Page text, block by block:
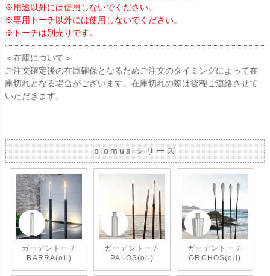
※用途以外には使用しないでください。
※専用トーチ以外には使用しないでください。
※トーチは別売りです。
＜在庫について＞
ご注文確定後の在庫確保となるためご注文のタイミングによって在
庫切れとなる場合がございます。在庫切れの際は後程ご連絡させて
いただきます。
blomus シリーズ
ガーデントーチ
BARRA(oil)
ガーデントーチ
PALOS(oil)
ガーデントーチ
ORCHOS(oil)